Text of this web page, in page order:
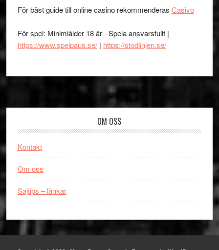
För bäst guide till online casino rekommenderas Casivo
För spel: Minimiålder 18 år - Spela ansvarsfullt |
https://www.spelpaus.se/| https://stodlinjen.se/
OM OSS
Kontakt
Om oss
Sajtips – länkar